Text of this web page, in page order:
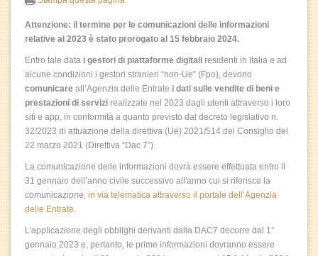
Attenzione: il termine per le comunicazioni delle informazioni
relative al 2023 è stato prorogato al 15 febbraio 2024.
Entro tale data i gestori di piattaforme digitali residenti in Italia e ad
alcune condizioni i gestori stranieri “non-Ue” (Fpo), devono
comunicare all’Agenzia delle Entrate i dati sulle vendite di beni e
prestazioni di servizi realizzate nel 2023 dagli utenti attraverso i loro
siti e app, in conformità a quanto previsto dal decreto legislativo n.
32/2023 di attuazione della direttiva (Ue) 2021/514 del Consiglio del
22 marzo 2021 (Direttiva “Dac 7”).
La comunicazione delle informazioni dovrà essere effettuata entro il
31 gennaio dell’anno civile successivo all'anno cui si riferisce la
comunicazione, in via telematica attraverso il portale dell’Agenzia
delle Entrate.
L’applicazione degli obblighi derivanti dalla DAC7 decorre dal 1°
gennaio 2023 e, pertanto, le prime informazioni dovranno essere